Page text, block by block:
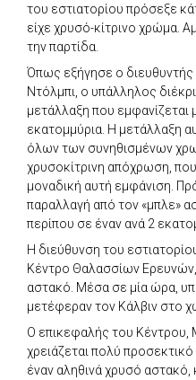
του εστιατορίου πρόσεξε
είχε χρυσό-κίτρινο χρώμα.
την παρτίδα.
Όπως εξήγησε ο διευθυντής
Ντόλμπι, ο υπάλληλος
μετάλλαξη που
εκατομμύρια. Η μετάλλαξη
όλων των συνηθισμένων
χρυσοκίτρινη απόχρωση,
μοναδική αυτή εμφάνιση.
παραλλαγή από τον «μπλε»
περίπου σε έναν ανά 2
Η διεύθυνση του
Κέντρο Θαλασσίων
αστακό. Μέσα σε μία ώρα,
μετέφεραν τον Κάλβιν στο
Ο επικεφαλής του
χρειάζεται πολύ προσεκτικό
έναν αληθινά χρυσό